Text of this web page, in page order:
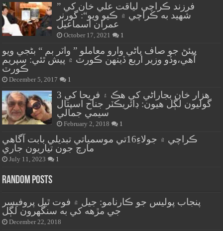
” فرزند ڪراچي لياقت علي خان کي
شهيد به ڪراچي ۾ ڪيو ويو“: گورنر
عمران اسماعيل
October 17, 2021 1
پيئڻ جو صاف پاڻي وارو معاملو ” واٽر بم “ بڻجي ويو
آهي،وڏو وزير اربع ڏينهن ڪورٽ ۾ پيش ٿئي: سپريم
ڪورٽ
December 5, 2017 1
هزار خان بجاراڻي کي هڪ ۽ فريحا کي 3
گوليون لڳل هيون: ڊائريڪٽر جناح اسپتال
سيمي جمالي
February 2, 2018 1
ڪراچي ۾ جولاءِ16تي موسمياتي تبديلي بابت آگاهي
مارچ جون تياريون جاري
July 11, 2023 1
Random Posts
پنجاب پوليس جو ڪارنامو: جيل ۾ فوت ٿيل پروفيسر
جي مڙهه کي به سنگهرون لڳل
December 22, 2018